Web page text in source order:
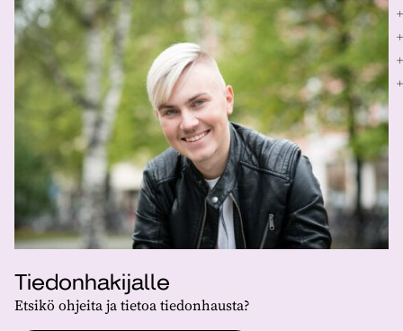
Tiedonhakijalle
Etsikö ohjeita ja tietoa tiedonhausta?